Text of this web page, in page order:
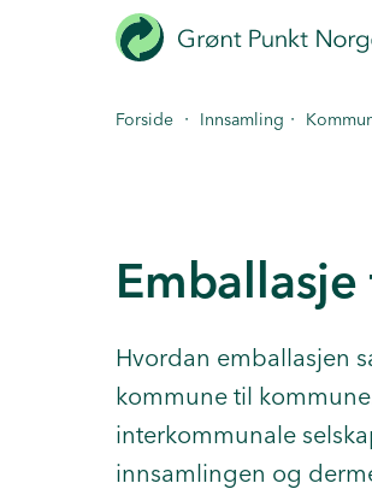
Forside · Innsamling ·
Hvordan emballasjen
kommune til
interkommunale
innsamlingen og